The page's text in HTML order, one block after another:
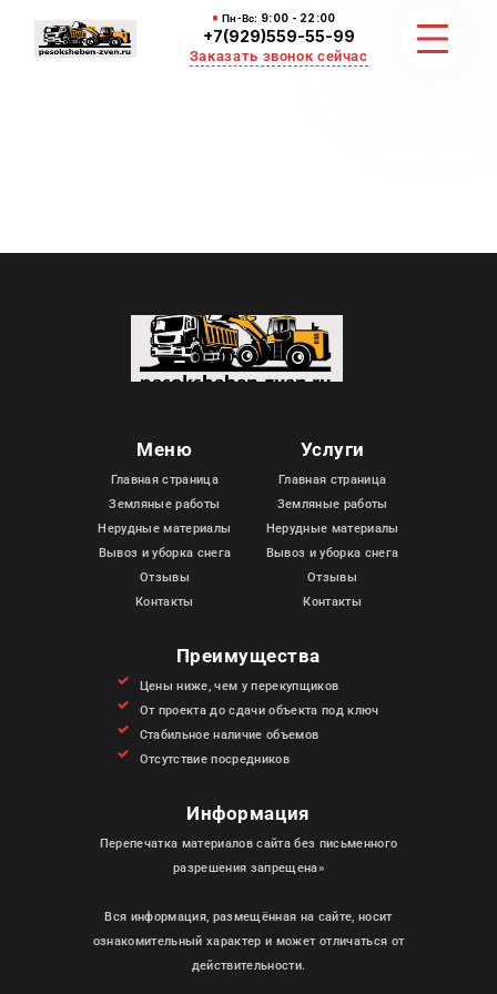
Пн-Вс: 9:00 - 22:00
+7(929)559-55-99
Заказать звонок сейчас
ВЫВОЗ И УБОРКА СНЕГА
КОНТАКТЫ
Меню
Главная страница
Земляные работы
Нерудные материалы
Вывоз и уборка снега
Отзывы
Контакты
Услуги
Главная страница
Земляные работы
Нерудные материалы
Вывоз и уборка снега
Отзывы
Контакты
Преимущества
Цены ниже, чем у перекупщиков
От проекта до сдачи объекта под ключ
Стабильное наличие объемов
Отсутствие посредников
Информация
Перепечатка материалов сайта без письменного
разрешения запрещена»
Вся информация, размещённая на сайте, носит
ознакомительный характер и может отличаться от
действительности.